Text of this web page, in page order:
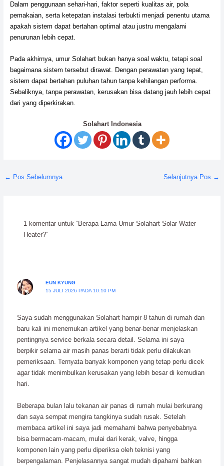
Dalam penggunaan sehari-hari, faktor seperti kualitas air, pola
pemakaian, serta ketepatan instalasi terbukti menjadi penentu utama
apakah sistem dapat bertahan optimal atau justru mengalami
penurunan lebih cepat.
Pada akhirnya, umur Solahart bukan hanya soal waktu, tetapi soal
bagaimana sistem tersebut dirawat. Dengan perawatan yang tepat,
sistem dapat bertahan puluhan tahun tanpa kehilangan performa.
Sebaliknya, tanpa perawatan, kerusakan bisa datang jauh lebih cepat
dari yang diperkirakan.
Solahart Indonesia
← Pos Sebelumnya Selanjutnya Pos →
1 komentar untuk “Berapa Lama Umur Solahart Solar Water
Heater?”
EUN KYUNG
15 JULI 2026 PADA 10:10 PM
Saya sudah menggunakan Solahart hampir 8 tahun di rumah dan
baru kali ini menemukan artikel yang benar-benar menjelaskan
pentingnya service berkala secara detail. Selama ini saya
berpikir selama air masih panas berarti tidak perlu dilakukan
pemeriksaan. Ternyata banyak komponen yang tetap perlu dicek
agar tidak menimbulkan kerusakan yang lebih besar di kemudian
hari.
Beberapa bulan lalu tekanan air panas di rumah mulai berkurang
dan saya sempat mengira tangkinya sudah rusak. Setelah
membaca artikel ini saya jadi memahami bahwa penyebabnya
bisa bermacam-macam, mulai dari kerak, valve, hingga
komponen lain yang perlu diperiksa oleh teknisi yang
berpengalaman. Penjelasannya sangat mudah dipahami bahkan